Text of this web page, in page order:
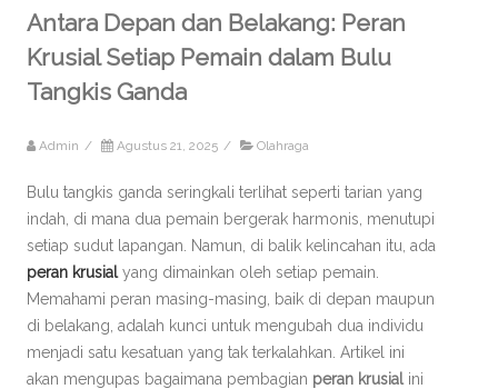
Antara Depan dan Belakang: Peran
Krusial Setiap Pemain dalam Bulu
Tangkis Ganda
Admin / Agustus 21, 2025 / Olahraga
Bulu tangkis ganda seringkali terlihat seperti tarian yang
indah, di mana dua pemain bergerak harmonis, menutupi
setiap sudut lapangan. Namun, di balik kelincahan itu, ada
peran krusial yang dimainkan oleh setiap pemain.
Memahami peran masing-masing, baik di depan maupun
di belakang, adalah kunci untuk mengubah dua individu
menjadi satu kesatuan yang tak terkalahkan. Artikel ini
akan mengupas bagaimana pembagian peran krusial ini